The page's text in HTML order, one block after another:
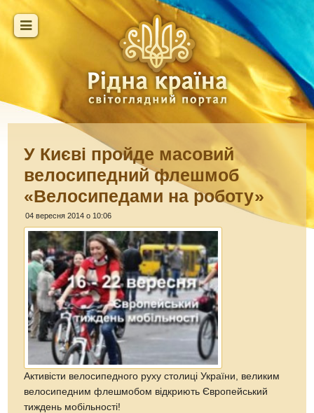
У Києві пройде масовий
велосипедний флешмоб
«Велосипедами на роботу»
04 вересня 2014 о 10:06
Активісти велосипедного руху столиці України, великим
велосипедним флешмобом відкриють Європейський
тиждень мобільності!